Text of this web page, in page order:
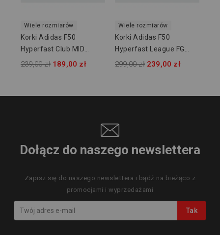
Wiele rozmiarów
Korki Adidas F50
Hyperfast Club MID
FG/MG JUNIOR KJ0670
239,00 zł 189,00 zł
Wiele rozmiarów
Korki Adidas F50
Hyperfast League FG
JUNIOR KK1397
299,00 zł 239,00 zł
Dołącz do naszego newslettera
Zapisz się do naszego newslettera i bądź na bieżąco z
promocjami i wyprzedażami